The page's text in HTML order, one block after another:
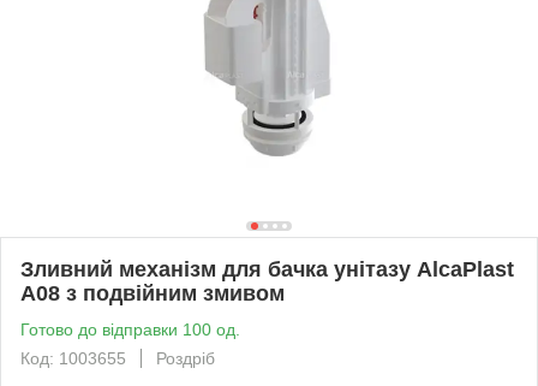
Зливний механізм для бачка унітазу AlcaPlast
A08 з подвійним змивом
Готово до відправки 100 од.
Код: 1003655
Роздріб